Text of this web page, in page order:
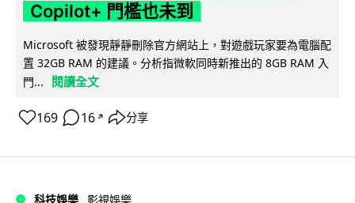
Copilot+ 門檻也未到
Microsoft 被發現靜靜刪除官方網站上，對遊戲玩家要為電腦配
置 32GB RAM 的建議。分析指微軟同時新推出的 8GB RAM 入
門...
閱讀全文
169 16 ↗ 分享
科技娛樂 影視娛樂